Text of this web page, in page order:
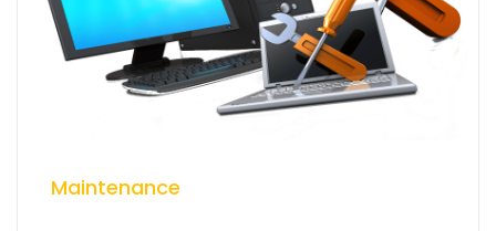
Maintenance